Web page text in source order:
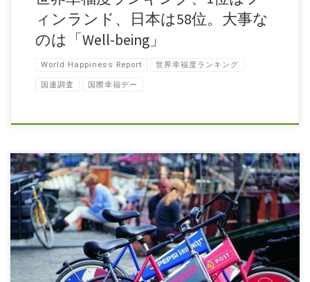
ィンランド、日本は58位。大事な
のは「Well-being」
World Happiness Report 世界幸福度ランキング
国連調査 国際幸福デー
他国のいいところ取りをしよう！ 「マイケル・ムーアの世界侵略のス
スメ」という映画をご存知ですか？ なんらかの問題提起をする映画の
多い、マイケル・ムーア監督のこの […]